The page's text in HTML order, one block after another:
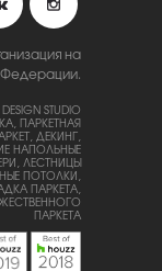
на
STUDIO
ПАРКЕТНАЯ
ДЕКИНГ,
НАПОЛЬНЫЕ
ЛЕСТНИЦЫ
ПОТОЛКИ,
ПАРКЕТА,
ПАРКЕТА